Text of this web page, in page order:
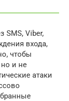
SMS, Viber,
входа,
чтобы
и не
атаки